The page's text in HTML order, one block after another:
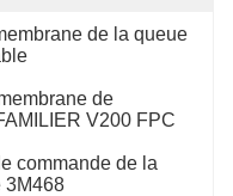
de la queue
de
V200 FPC
commande de la
3M468